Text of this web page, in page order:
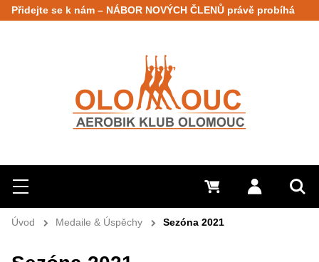
Hledat
Menu Přihlásit
0 Kč
Přidejte se k nám – NÁBOR NOVÝCH ČLENŮ právě probíhá
Úvod Medaile & Úspěchy Sezóna 2021